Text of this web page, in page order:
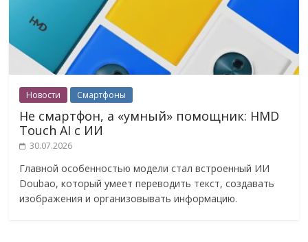
Новости Смартфоны
Не смартфон, а «умный» помощник: HMD
Touch AI с ИИ
30.07.2026
Главной особенностью модели стал встроенный ИИ
Doubao, который умеет переводить текст, создавать
изображения и организовывать информацию.